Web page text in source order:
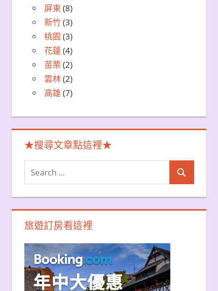
屏東 (8)
新竹(3)
桃園 (3)
花蓮 (4)
苗栗 (2)
雲林(2)
高雄 (7)
★搜尋文章點這裡★
Search
for:
Search
旅遊訂房看這裡